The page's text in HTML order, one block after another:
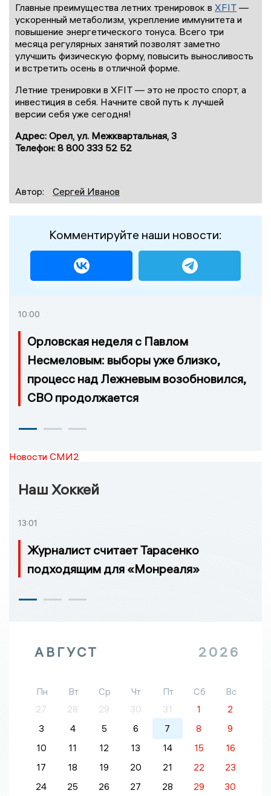
Главные преимущества летних тренировок в XFIT —
ускоренный метаболизм, укрепление иммунитета и
повышение энергетического тонуса. Всего три
месяца регулярных занятий позволят заметно
улучшить физическую форму, повысить выносливость
и встретить осень в отличной форме.
Летние тренировки в XFIT — это не просто спорт, а
инвестиция в себя. Начните свой путь к лучшей
версии себя уже сегодня!
Адрес: Орел, ул. Межквартальная, 3
Телефон: 8 800 333 52 52
Автор: Сергей Иванов
Комментируйте наши новости:
10:00
Орловская неделя с Павлом
Несмеловым: выборы уже близко,
процесс над Лежневым возобновился,
СВО продолжается
Новости СМИ2
Наш Хоккей
13:01
Журналист считает Тарасенко
подходящим для «Монреаля»
АВГУСТ 2026
Пн Вт Ср Чт Пт Сб
Вс
27
28 29 30 31 1
2
3
4 5 6 7 8
9
10
11 12 13 14 15
16
17
18 19 20 21 22
23
24
25 26 27 28 29 30